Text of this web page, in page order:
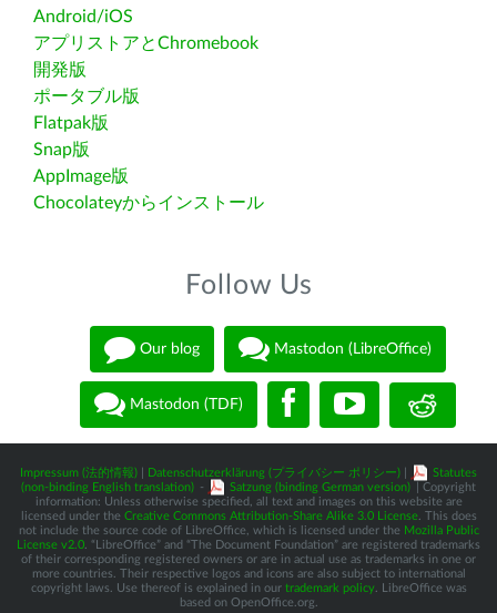
Android/iOS
アプリストアとChromebook
開発版
ポータブル版
Flatpak版
Snap版
AppImage版
Chocolateyからインストール
Follow Us
Our blog Mastodon (LibreOffice)
Mastodon (TDF)
Impressum (法的情報) Datenschutzerklärung (プライバシー ポリシー)
Statutes
(non-binding English translation) - Satzung (binding German version)
| Copyright
information: Unless otherwise specified, all text and images on this website are
licensed under the Creative Commons Attribution-Share Alike 3.0 License. This does
not include the source code of LibreOffice, which is licensed under the Mozilla Public
License v2.0 . “LibreOffice” and “The Document Foundation” are registered trademarks
of their corresponding registered owners or are in actual use as trademarks in one or
more countries. Their respective logos and icons are also subject to international
copyright laws. Use thereof is explained in our trademark policy. LibreOffice was
based on OpenOffice.org.